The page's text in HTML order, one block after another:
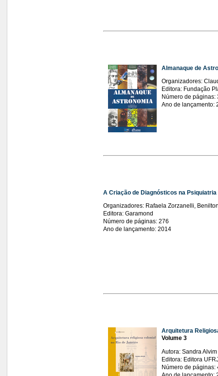
Almanaque de
Organizadores:
Editora: Fundação
Número de páginas:
Ano de lançamento:
A Criação de Diagnósticos na
Organizadores: Rafaela Zorzanelli,
Editora: Garamond
Número de páginas: 276
Ano de lançamento: 2014
Arquitetura
Volume 3
Autora: Sandra Alvim
Editora: Editora
Número de páginas: